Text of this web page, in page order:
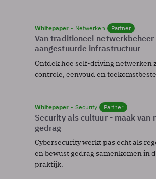
Whitepaper Netwerken Partner
Van traditioneel
aangestuurde infrastructuur
Ontdek hoe self-driving netwerken
controle, eenvoud en
Whitepaper Security Partner
Security als cultuur - maak van
gedrag
Cybersecurity werkt pas echt als
en bewust gedrag samenkomen in
praktijk.